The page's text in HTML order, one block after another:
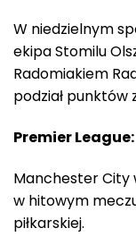
W niedzielnym
ekipa Stomilu
Radomiakiem
podział punktów
Premier League:
Manchester City
w hitowym
piłkarskiej.